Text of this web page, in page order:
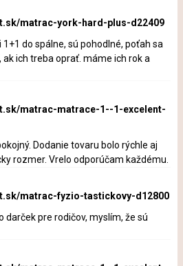
matrac-york-hard-plus-d22409
do spálne, sú pohodlné, poťah sa
ich treba oprať. máme ich rok a
matrac-matrace-1--1-excelent-
Dodanie tovaru bolo rýchle aj
rozmer. Vrelo odporúčam každému.
matrac-fyzio-tastickovy-d12800
darček pre rodičov, myslím, že sú